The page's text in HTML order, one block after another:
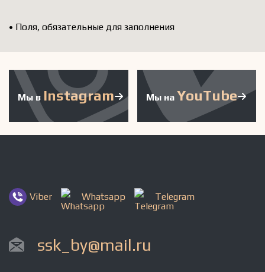
• Поля, обязательные для заполнения
Мы в Instagram Мы на YouTube
Viber Whatsapp Telegram
ssk_by@mail.ru